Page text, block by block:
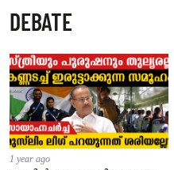
DEBATE
1 year ago